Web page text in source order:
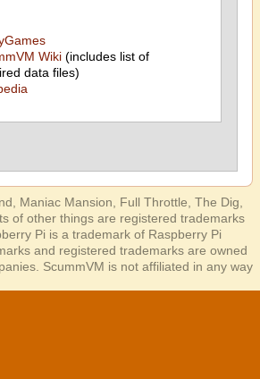
Wiki(includes list of
data files)
Maniac Mansion, Full Throttle, The Dig,
of other things are registered trademarks
Pi is a trademark of Raspberry Pi
and registered trademarks are owned
ScummVM is not affiliated in any way